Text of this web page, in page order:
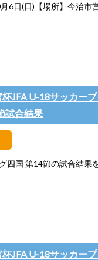
6日(日)【場所】今治市
杯JFA U-18サッカー
試合結果
四国 第14節の試合結果
杯JFA U-18サッカー